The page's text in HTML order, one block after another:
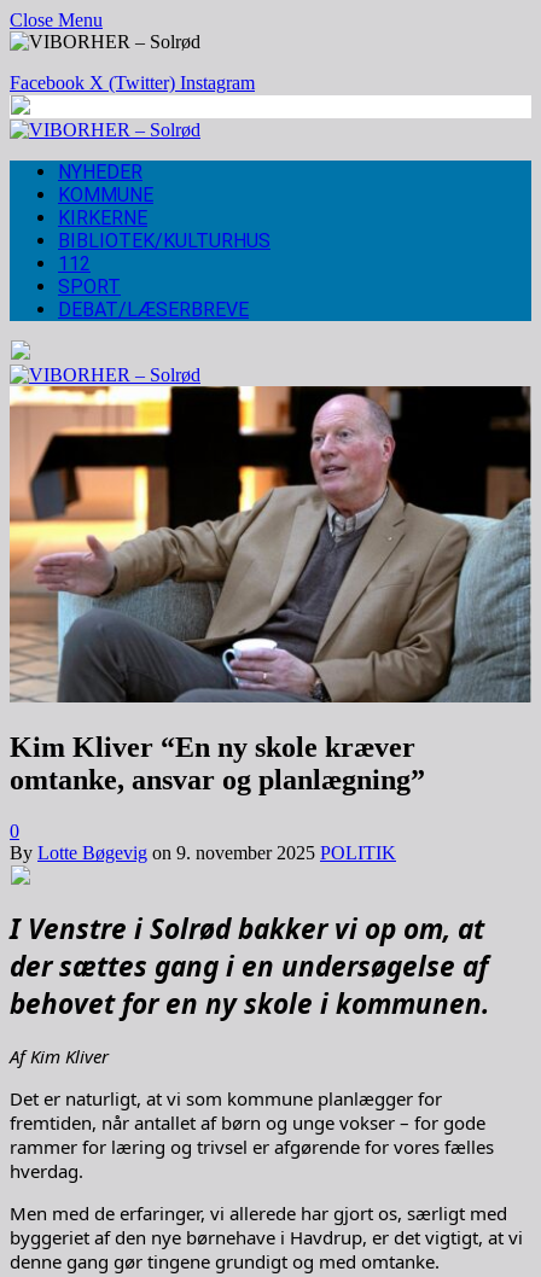
Close Menu
Facebook X (Twitter) Instagram
NYHEDER
KOMMUNE
KIRKERNE
BIBLIOTEK/KULTURHUS
112
SPORT
DEBAT/LÆSERBREVE
Kim Kliver “En ny skole kræver
omtanke, ansvar og planlægning”
0
By Lotte Bøgevig on 9. november 2025 POLITIK
I Venstre i Solrød bakker vi op om, at
der sættes gang i en undersøgelse af
behovet for en ny skole i kommunen.
Af Kim Kliver
Det er naturligt, at vi som kommune planlægger for
fremtiden, når antallet af børn og unge vokser – for gode
rammer for læring og trivsel er afgørende for vores fælles
hverdag.
Men med de erfaringer, vi allerede har gjort os, særligt med
byggeriet af den nye børnehave i Havdrup, er det vigtigt, at vi
denne gang gør tingene grundigt og med omtanke.